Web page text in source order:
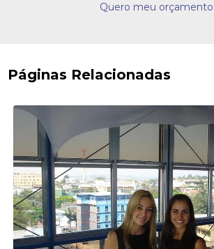
Quero meu orçamento
Páginas Relacionadas